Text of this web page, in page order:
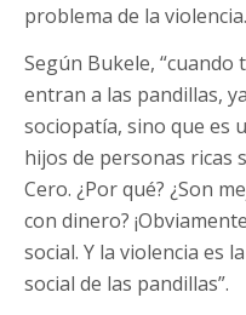
problema de la violencia.
Según Bukele, “cuando
entran a las pandillas,
sociopatía, sino que es
hijos de personas ricas
Cero. ¿Por qué? ¿Son
con dinero?
social. Y la violencia es
social de las pandillas”.